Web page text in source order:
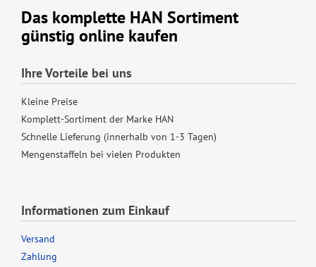
Das komplette HAN Sortiment
günstig online kaufen
Ihre Vorteile bei uns
Kleine Preise
Komplett-Sortiment der Marke HAN
Schnelle Lieferung (innerhalb von 1-3 Tagen)
Mengenstaffeln bei vielen Produkten
Informationen zum Einkauf
Versand
Zahlung